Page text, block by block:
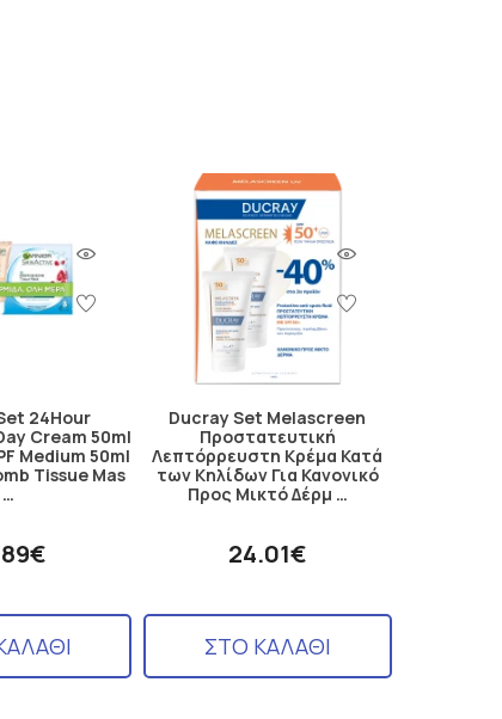
24Hour
Cream 50ml
Medium 50ml
Tissue Mas
…
Ducray Set Melascreen
Προστατευτική
Λεπτόρρευστη Κρέμα Κατά
των Κηλίδων Για Κανονικό
Προς Μικτό Δέρμ …
24.01€
ΣΤΟ ΚΑΛΑΘΙ